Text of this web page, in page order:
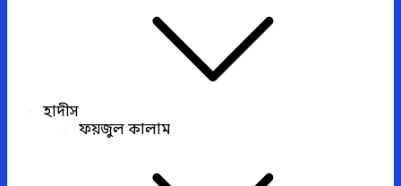
হাদীস
ফয়জুল কালাম